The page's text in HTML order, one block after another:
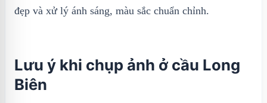
đẹp và xử lý ánh sáng, màu sắc chuẩn chỉnh.
Lưu ý khi chụp ảnh ở cầu Long
Biên